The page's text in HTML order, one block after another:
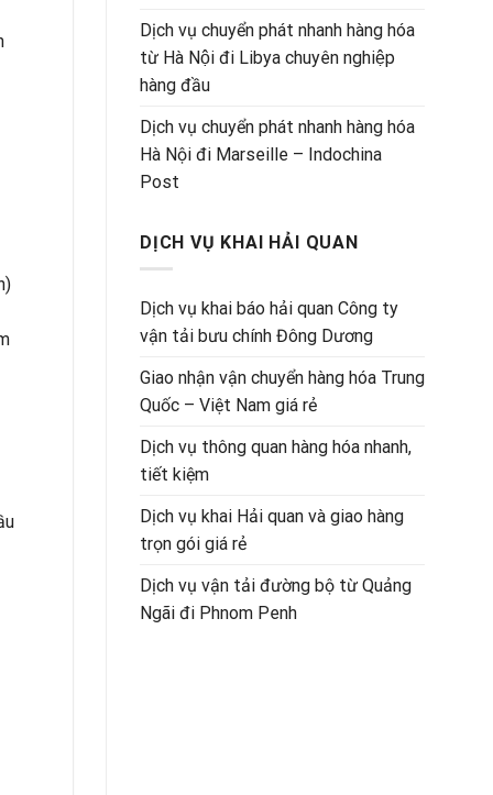
Dịch vụ chuyển phát nhanh hàng hóa
từ Hà Nội đi Libya chuyên nghiệp
hàng đầu
Dịch vụ chuyển phát nhanh hàng hóa
Hà Nội đi Marseille – Indochina
Post
DỊCH VỤ KHAI HẢI QUAN
Dịch vụ khai báo hải quan Công ty
vận tải bưu chính Đông Dương
Giao nhận vận chuyển hàng hóa Trung
Quốc – Việt Nam giá rẻ
Dịch vụ thông quan hàng hóa nhanh,
tiết kiệm
Dịch vụ khai Hải quan và giao hàng
trọn gói giá rẻ
Dịch vụ vận tải đường bộ từ Quảng
Ngãi đi Phnom Penh